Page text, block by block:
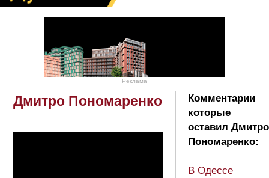
Реклама
Дмитро Пономаренко
Комментарии
которые
оставил Дмитро
Пономаренко:
В Одессе